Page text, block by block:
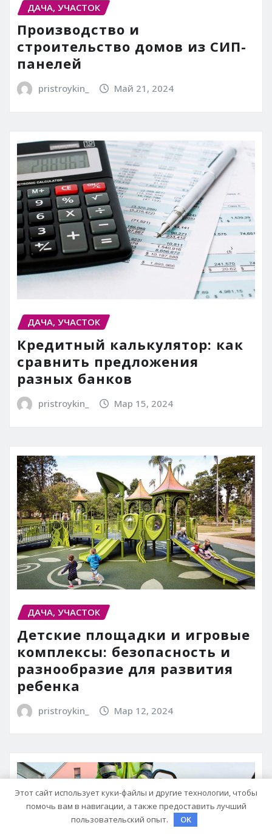
ДАЧА, УЧАСТОК
Производство и
строительство домов из СИП-
панелей
pristroykin_ Май 21, 2024
ДАЧА, УЧАСТОК
Кредитный калькулятор: как
сравнить предложения
разных банков
pristroykin_ Мар 15, 2024
ДАЧА, УЧАСТОК
Детские площадки и игровые
комплексы: безопасность и
разнообразие для развития
ребенка
pristroykin_ Мар 12, 2024
Этот сайт использует куки-файлы и другие технологии, чтобы
помочь вам в навигации, а также предоставить лучший
пользовательский опыт.
OK